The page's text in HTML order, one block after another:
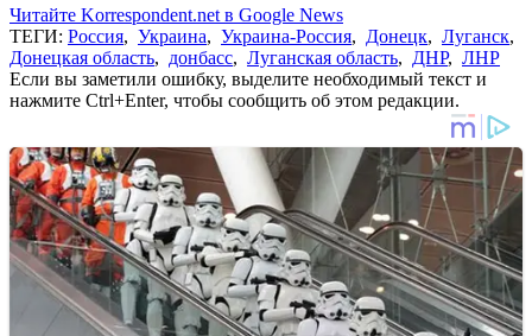
Читайте Korrespondent.net в Google News
ТЕГИ: Россия, Украина, Украина-Россия, Донецк, Луганск,
Донецкая область, донбасс, Луганская область, ДНР, ЛНР
Если вы заметили ошибку, выделите необходимый текст и
нажмите Ctrl+Enter, чтобы сообщить об этом редакции.